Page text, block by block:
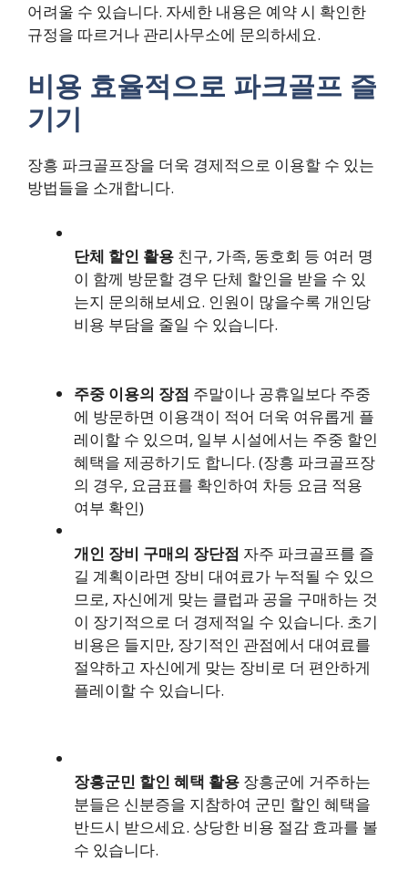
어려울 수 있습니다. 자세한 내용은 예약 시 확인한
규정을 따르거나 관리사무소에 문의하세요.
비용 효율적으로 파크골프 즐
기기
장흥 파크골프장을 더욱 경제적으로 이용할 수 있는
방법들을 소개합니다.
단체 할인 활용 친구, 가족, 동호회 등 여러 명
이 함께 방문할 경우 단체 할인을 받을 수 있
는지 문의해보세요. 인원이 많을수록 개인당
비용 부담을 줄일 수 있습니다.
주중 이용의 장점 주말이나 공휴일보다 주중
에 방문하면 이용객이 적어 더욱 여유롭게 플
레이할 수 있으며, 일부 시설에서는 주중 할인
혜택을 제공하기도 합니다. (장흥 파크골프장
의 경우, 요금표를 확인하여 차등 요금 적용
여부 확인)
개인 장비 구매의 장단점 자주 파크골프를 즐
길 계획이라면 장비 대여료가 누적될 수 있으
므로, 자신에게 맞는 클럽과 공을 구매하는 것
이 장기적으로 더 경제적일 수 있습니다. 초기
비용은 들지만, 장기적인 관점에서 대여료를
절약하고 자신에게 맞는 장비로 더 편안하게
플레이할 수 있습니다.
장흥군민 할인 혜택 활용 장흥군에 거주하는
분들은 신분증을 지참하여 군민 할인 혜택을
반드시 받으세요. 상당한 비용 절감 효과를 볼
수 있습니다.